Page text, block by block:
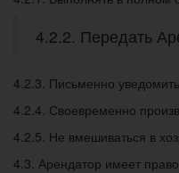
4.2.2. Передать
4.2.3. Письменно
4.2.4. Своевременно
4.2.5. Не вмешиваться в
4.3. Арендатор имеет